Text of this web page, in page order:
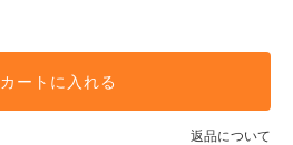
カートに入れる
返品について